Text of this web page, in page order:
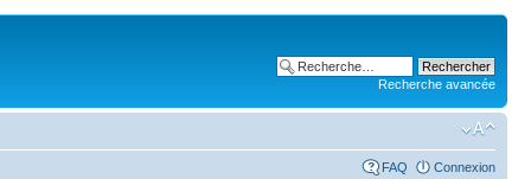
Recherche avancée
FAQ Connexion